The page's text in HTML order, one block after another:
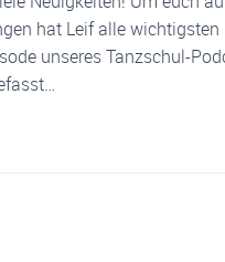
hat Leif alle wichtigsten
unseres Tanzschul-